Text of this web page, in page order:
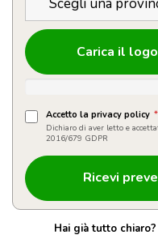
Carica il
Accetto la privacy policy *
Dichiaro di aver letto e
2016/679 GDPR
Hai già tutto